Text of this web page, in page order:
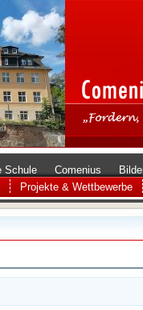
Schule Comenius
Projekte & Wettbewerbe